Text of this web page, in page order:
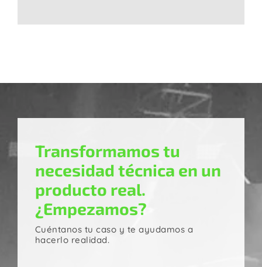
Transformamos tu
necesidad técnica en un
producto real.
¿Empezamos?
Cuéntanos tu caso y te ayudamos a
hacerlo realidad.